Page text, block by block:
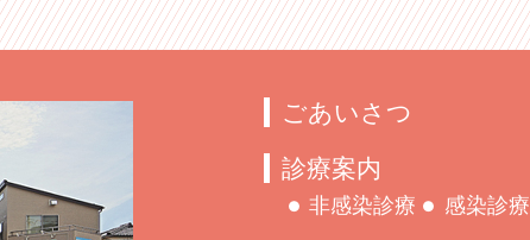
ごあいさつ
診療案内
非感染診療 感染診療